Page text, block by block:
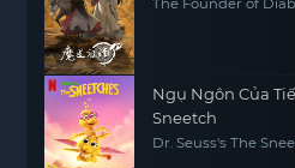
The Founder of
Ngụ Ngôn Của
Sneetch
Dr. Seuss's The